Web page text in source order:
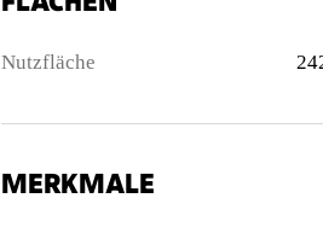
Nutzfläche
MERKMALE